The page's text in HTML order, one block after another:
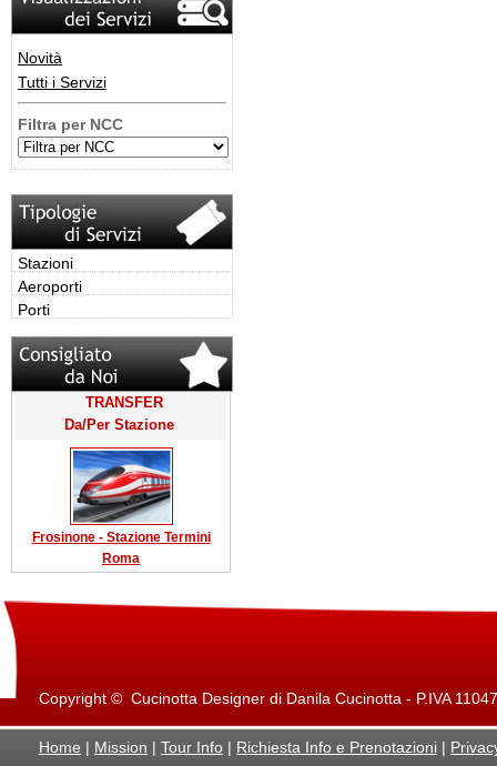
Novità
Tutti i Servizi
Filtra per NCC
Stazioni
Aeroporti
Porti
TRANSFER
Da/Per Stazione
Frosinone - Stazione Termini
Roma
Copyright © Cucinotta Designer di Danila Cucinotta - P.IVA
Home | Mission | Tour Info | Richiesta Info e Prenotazioni |